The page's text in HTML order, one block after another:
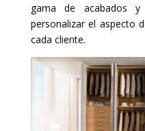
gama de acabados
personalizar el aspecto
cada cliente.